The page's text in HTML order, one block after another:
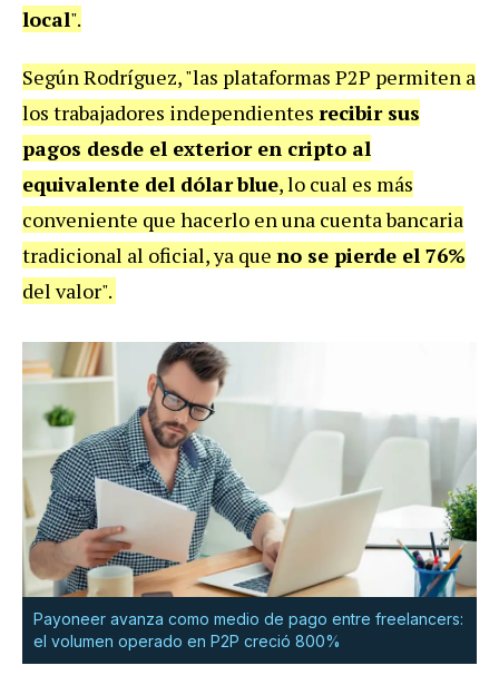
local".
Según Rodríguez, "las plataformas P2P permiten a
los trabajadores independientes recibir sus
pagos desde el exterior en cripto al
equivalente del dólarblue, lo cual es más
conveniente que hacerlo en una cuenta bancaria
tradicional al oficial, ya que no se pierde el 76%
del valor".
Payoneer avanza como medio de pago entre freelancers:
el volumen operado en P2P creció 800%